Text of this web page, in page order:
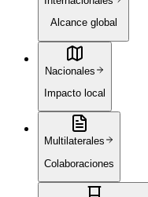
Alcance global
Nacionales
Impacto local
Multilaterales
Colaboraciones